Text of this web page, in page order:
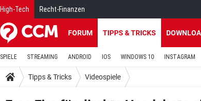
High-Tech Recht-Finanzen
FORUM TIPPS & TRICKS
SPIELE STREAMING ANDROID IOS WINDOWS 10 INSTAGRAM
Tipps & Tricks Videospiele